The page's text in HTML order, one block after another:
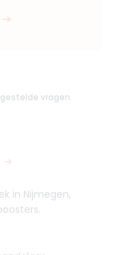
vragen
in Nijmegen,